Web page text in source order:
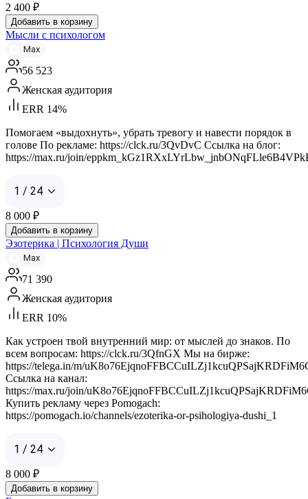
2 400 ₽
Добавить в корзину
Мысли с психологом
Max
56 523
Женская аудитория
ERR 14%
Помогаем «выдохнуть», убрать тревогу и навести порядок в
голове По рекламе: https://clck.ru/3QvDvC Ссылка на блог:
https://max.ru/join/
1 / 24
8 000 ₽
Добавить в корзину
Эзотерика | Психология Души
Max
71 390
Женская аудитория
ERR 10%
Как устроен твой внутренний мир: от мыслей до знаков. По
всем вопросам: https://clck.ru/3QfnGX Мы на бирже:
https://telega.in/m/
Ссылка на канал:
https://max.ru/join/
Купить рекламу через Pomogach:
https://pomogach.io/channels/ezoterika-or-psihologiya-dushi_1
1 / 24
8 000 ₽
Добавить в корзину